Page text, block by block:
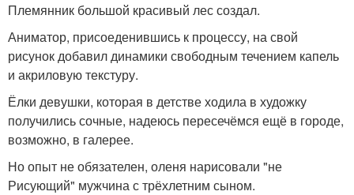
Племянник большой красивый лес создал.
Аниматор, присоеденившись к процессу, на свой
рисунок добавил динамики свободным течением капель
и акриловую текстуру.
Ёлки девушки, которая в детстве ходила в художку
получились сочные, надеюсь пересечёмся ещё в городе,
возможно, в галерее.
Но опыт не обязателен, оленя нарисовали "не
Рисующий" мужчина с трёхлетним сыном.